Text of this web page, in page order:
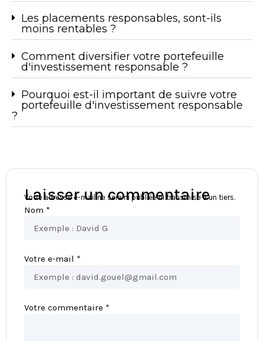
Les placements responsables, sont-ils
moins rentables ?
Comment diversifier votre portefeuille
d'investissement responsable ?
Pourquoi est-il important de suivre votre
portefeuille d'investissement responsable
?
Laisser un commentaire
Votre adresse e-mail ne sera ni publiée ni transmise à un tiers.
Nom *
Votre e-mail *
Votre commentaire *